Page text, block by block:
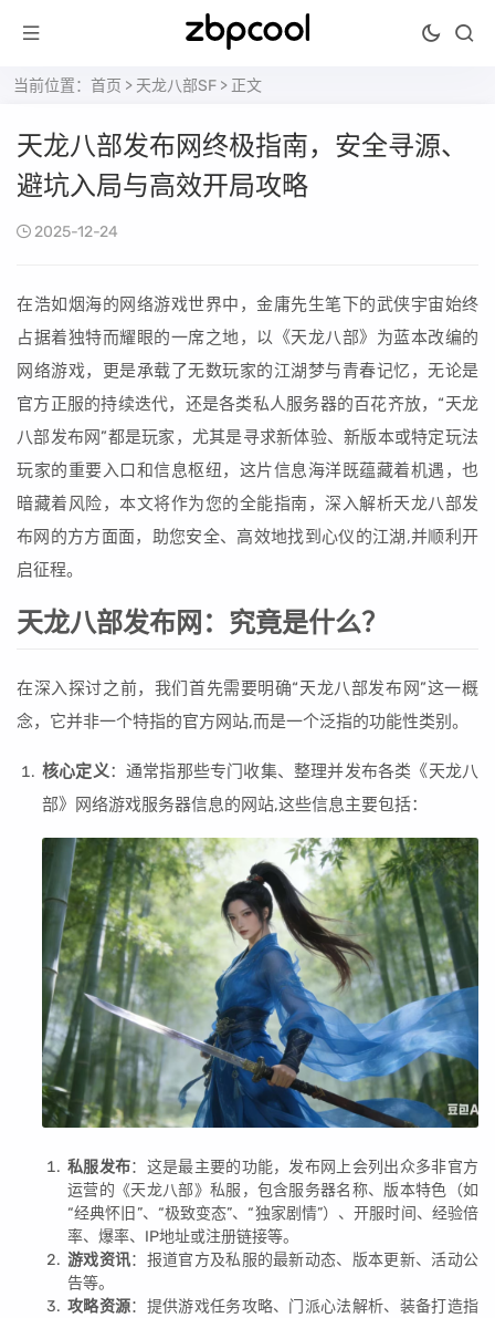
当前位置： 首页 > 天龙八部SF > 正文
天龙八部发布网终极指南，安全寻源、
避坑入局与高效开局攻略
2025-12-24
在浩如烟海的网络游戏世界中，金庸先生笔下的武侠宇宙始终
占据着独特而耀眼的一席之地，以《天龙八部》为蓝本改编的
网络游戏，更是承载了无数玩家的江湖梦与青春记忆，无论是
官方正服的持续迭代，还是各类私人服务器的百花齐放，“天龙
八部发布网”都是玩家，尤其是寻求新体验、新版本或特定玩法
玩家的重要入口和信息枢纽，这片信息海洋既蕴藏着机遇，也
暗藏着风险，本文将作为您的全能指南，深入解析天龙八部发
布网的方方面面，助您安全、高效地找到心仪的江湖,并顺利开
启征程。
天龙八部发布网：究竟是什么？
在深入探讨之前，我们首先需要明确“天龙八部发布网”这一概
念，它并非一个特指的官方网站,而是一个泛指的功能性类别。
核心定义：通常指那些专门收集、整理并发布各类《天龙八
部》网络游戏服务器信息的网站,这些信息主要包括：
私服发布：这是最主要的功能，发布网上会列出众多非官方
运营的《天龙八部》私服，包含服务器名称、版本特色（如
“经典怀旧”、“极致变态”、“独家剧情”）、开服时间、经验倍
率、爆率、IP地址或注册链接等。
游戏资讯：报道官方及私服的最新动态、版本更新、活动公
告等。
攻略资源：提供游戏任务攻略、门派心法解析、装备打造指